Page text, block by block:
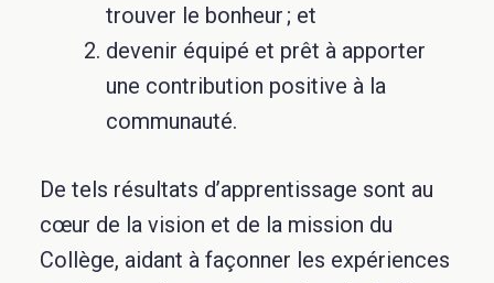
trouver le bonheur ; et
devenir équipé et prêt à apporter
une contribution positive à la
communauté.
De tels résultats d’apprentissage sont au
cœur de la vision et de la mission du
Collège, aidant à façonner les expériences